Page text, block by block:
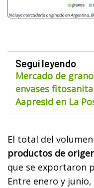
Seguí leyendo
Mercado de
envases
Aapresid en La
El total del
productos de
que se exportaron
Entre enero y